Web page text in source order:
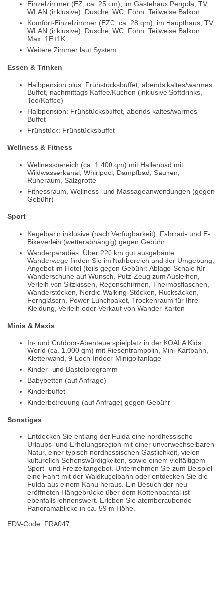
Einzelzimmer (EZ, ca. 25 qm), im Gästehaus Pergola, TV,
WLAN (inklusive). Dusche, WC, Föhn. Teilweise Balkon
Komfort-Einzelzimmer (EZC, ca. 28 qm), im Haupthaus, TV,
WLAN (inklusive). Dusche, WC, Föhn. Teilweise Balkon.
Max. 1E+1K
Weitere Zimmer laut System
Essen & Trinken
Halbpension plus: Frühstücksbuffet, abends kaltes/warmes
Buffet, nachmittags Kaffee/Kuchen (inklusive Softdrinks,
Tee/Kaffee)
Halbpension: Frühstücksbuffet, abends kaltes/warmes
Buffet
Frühstück: Frühstücksbuffet
Wellness & Fitness
Wellnessbereich (ca. 1.400 qm) mit Hallenbad mit
Wildwasserkanal, Whirlpool, Dampfbad, Saunen,
Ruheraum, Salzgrotte
Fitnessraum, Wellness- und Massageanwendungen (gegen
Gebühr)
Sport
Kegelbahn inklusive (nach Verfügbarkeit), Fahrrad- und E-
Bikeverleih (wetterabhängig) gegen Gebühr
Wanderparadies: Über 220 km gut ausgebaute
Wanderwege finden Sie im Nahbereich und der Umgebung,
Angebot im Hotel (teils gegen Gebühr: Ablage-Schale für
Wanderschuhe auf Wunsch, Putz-Zeug zum Ausleihen,
Verleih von Sitzkissen, Regenschirmen, Thermosflaschen,
Wanderstöcken, Nordic-Walking-Stöcken, Rucksäcken,
Ferngläsern, Power Lunchpaket, Trockenraum für Ihre
Kleidung, Verleih oder Verkauf von Wander-Karten
Minis & Maxis
In- und Outdoor-Abenteuerspielplatz in der KOALA Kids
World (ca. 1.000 qm) mit Riesentrampolin, Mini-Kartbahn,
Kletterwand, 9-Loch-Indoor-Minigolfanlage
Kinder- und Bastelprogramm
Babybetten (auf Anfrage)
Kinderbuffet
Kinderbetreuung (auf Anfrage) gegen Gebühr
Sonstiges
Entdecken Sie entlang der Fulda eine nordhessische
Urlaubs- und Erholungsregion mit einer unverwechselbaren
Natur, einer typisch nordhessischen Gastlichkeit, vielen
kulturellen Sehenswürdigkeiten, sowie einem vielfältigem
Sport- und Freizeitangebot. Unternehmen Sie zum Beispiel
eine Fahrt mit der Waldkugelbahn oder entdecken Sie die
Fulda aus einem Kanu heraus. Ein Besuch der neu
eröffneten Hängebrücke über dem Kottenbachtal ist
ebenfalls lohnenswert. Erleben Sie atemberaubende
Panoramablicke in ca. 59 m Höhe.
EDV-Code: FRA047